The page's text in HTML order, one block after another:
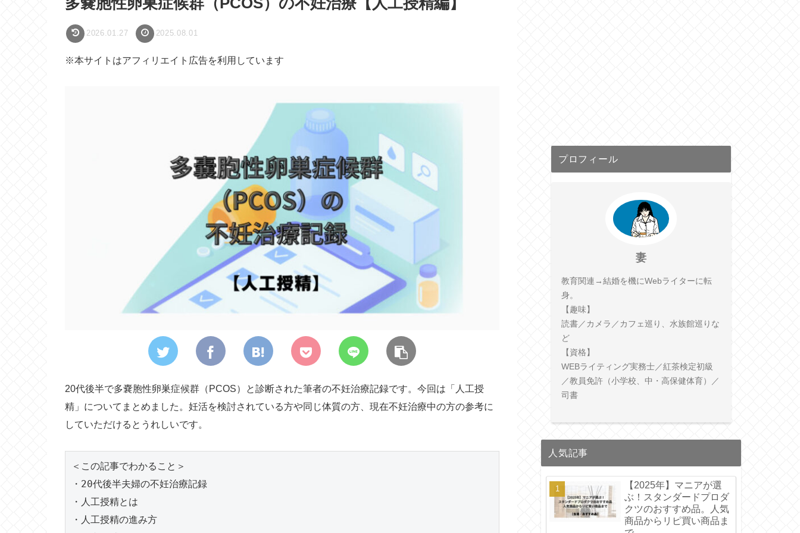
2026.01.27 2025.08.01
※本サイトはアフィリエイト広告を利用しています
20代後半で多嚢胞性卵巣症候群（PCOS）と診断された筆者の不妊治療記録です。今回は「人工授
精」についてまとめました。妊活を検討されている方や同じ体質の方、現在不妊治療中の方の参考に
していただけるとうれしいです。
＜この記事でわかること＞
・20代後半夫婦の不妊治療記録
・人工授精とは
・人工授精の進み方
プロフィール
妻
教育関連→結婚を機にWebライターに転
身。
【趣味】
読書／カメラ／カフェ巡り、水族館巡りな
ど
【資格】
WEBライティング実務士／紅茶検定初級
／教員免許（小学校、中・高保健体育）／
司書
人気記事
【2025年】マニアが選
ぶ！スタンダードプロダ
クツのおすすめ品。人気
商品からリピ買い商品ま